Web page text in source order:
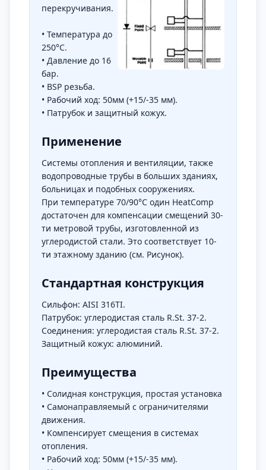
перекручивания.
• Температура до
250°C.
• Давление до 16
бар.
• BSP резьба.
• Рабочий ход: 50мм (+15/-35 мм).
• Патрубок и защитный кожух.
Применение
Системы отопления и вентиляции, также
водопроводные трубы в больших зданиях,
больницах и подобных сооружениях.
При температуре 70/90°C один HeatComp
достаточен для компенсации смещений 30-
ти метровой трубы, изготовленной из
углеродистой стали. Это соответствует 10-
ти этажному зданию (см. Рисунок).
Стандартная конструкция
Сильфон: AISI 316TI.
Патрубок: углеродистая сталь R.St. 37-2.
Соединения: углеродистая сталь R.St. 37-2.
Защитный кожух: алюминий.
Преимущества
• Солидная конструкция, простая установка
• Самонаправляемый с ограничителями
движения.
• Компенсирует смещения в системах
отопления.
• Рабочий ход: 50мм (+15/-35 мм).